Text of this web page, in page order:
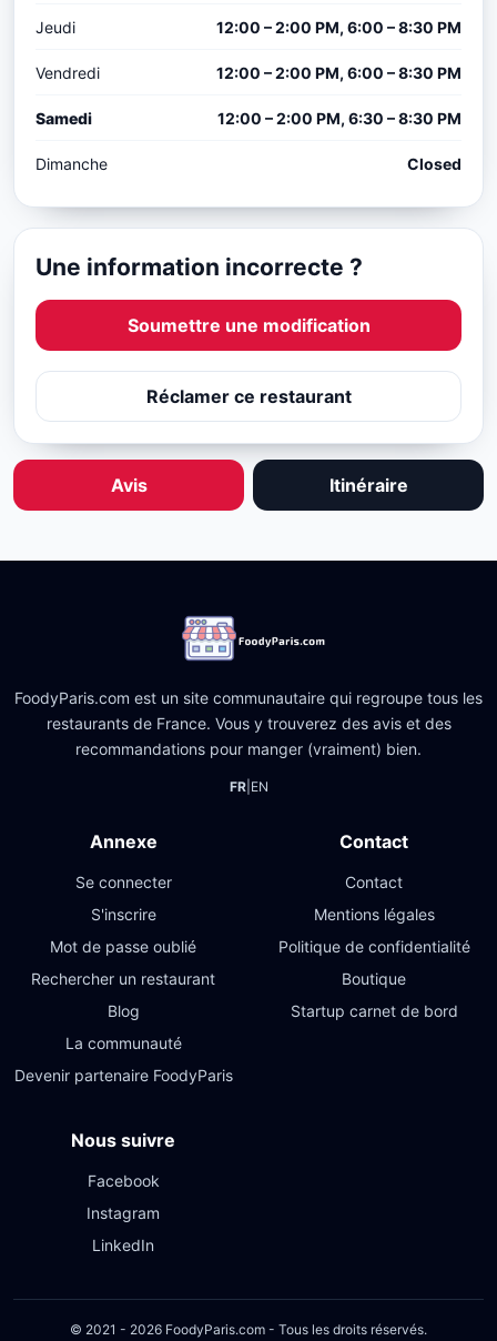
Jeudi 12:00 – 2:00 PM, 6:00 – 8:30 PM
Vendredi 12:00 – 2:00 PM, 6:00 – 8:30 PM
Samedi 12:00 – 2:00 PM, 6:30 – 8:30 PM
Dimanche Closed
Une information incorrecte ?
Soumettre une modification
Réclamer ce restaurant
Avis Itinéraire
FoodyParis.com est un site communautaire qui regroupe tous les
restaurants de France. Vous y trouverez des avis et des
recommandations pour manger (vraiment) bien.
FR| EN
Annexe
Se connecter
S'inscrire
Mot de passe oublié
Rechercher un restaurant
Blog
La communauté
Devenir partenaire FoodyParis
Contact
Contact
Mentions légales
Politique de confidentialité
Boutique
Startup carnet de bord
Nous suivre
Facebook
Instagram
LinkedIn
© 2021 - 2026 FoodyParis.com - Tous les droits réservés.